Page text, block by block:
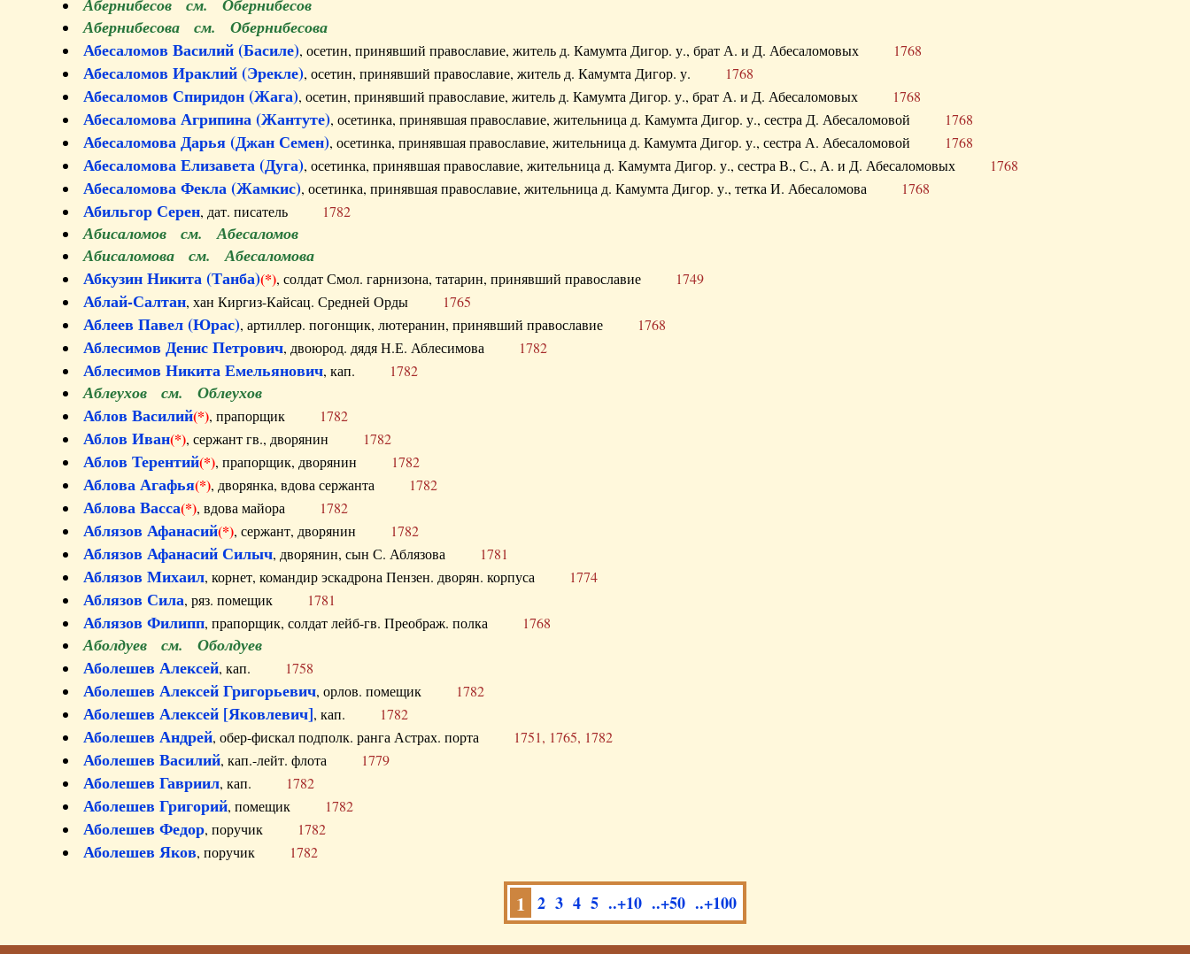
Абернибесов см. Обернибесов
Абернибесова см. Обернибесова
Абесаломов Василий (Басиле), осетин, принявший православие, житель д. Камумта Дигор. у., брат А. и Д. Абесаломовых 1768
Абесаломов Ираклий (Эрекле), осетин, принявший православие, житель д. Камумта Дигор. у. 1768
Абесаломов Спиридон (Жага), осетин, принявший православие, житель д. Камумта Дигор. у., брат А. и Д. Абесаломовых 1768
Абесаломова Агрипина (Жантуте), осетинка, принявшая православие, жительница д. Камумта Дигор. у., сестра Д. Абесаломовой 1768
Абесаломова Дарья (Джан Семен), осетинка, принявшая православие, жительница д. Камумта Дигор. у., сестра А. Абесаломовой 1768
Абесаломова Елизавета (Дуга), осетинка, принявшая православие, жительница д. Камумта Дигор. у., сестра В., С., А. и Д. Абесаломовых 1768
Абесаломова Фекла (Жамкис), осетинка, принявшая православие, жительница д. Камумта Дигор. у., тетка И. Абесаломова 1768
Абильгор Серен, дат. писатель 1782
Абисаломов см. Абесаломов
Абисаломова см. Абесаломова
Абкузин Никита (Танба)(*), солдат Смол. гарнизона, татарин, принявший православие 1749
Аблай-Салтан, хан Киргиз-Кайсац. Средней Орды 1765
Аблеев Павел (Юрас), артиллер. погонщик, лютеранин, принявший православие 1768
Аблесимов Денис Петрович, двоюрод. дядя Н.Е. Аблесимова 1782
Аблесимов Никита Емельянович, кап. 1782
Аблеухов см. Облеухов
Аблов Василий(*), прапорщик 1782
Аблов Иван(*), сержант гв., дворянин 1782
Аблов Терентий(*), прапорщик, дворянин 1782
Аблова Агафья(*), дворянка, вдова сержанта 1782
Аблова Васса(*), вдова майора 1782
Аблязов Афанасий(*), сержант, дворянин 1782
Аблязов Афанасий Силыч, дворянин, сын С. Аблязова 1781
Аблязов Михаил, корнет, командир эскадрона Пензен. дворян. корпуса 1774
Аблязов Сила, ряз. помещик 1781
Аблязов Филипп, прапорщик, солдат лейб-гв. Преображ. полка 1768
Аболдуев см. Оболдуев
Аболешев Алексей, кап. 1758
Аболешев Алексей Григорьевич, орлов. помещик 1782
Аболешев Алексей [Яковлевич], кап. 1782
Аболешев Андрей, обер-фискал подполк. ранга Астрах. порта 1751, 1765, 1782
Аболешев Василий, кап.-лейт. флота 1779
Аболешев Гавриил, кап. 1782
Аболешев Григорий, помещик 1782
Аболешев Федор, поручик 1782
Аболешев Яков, поручик 1782
1 2 3 4 5 ..+10 ..+50 ..+100